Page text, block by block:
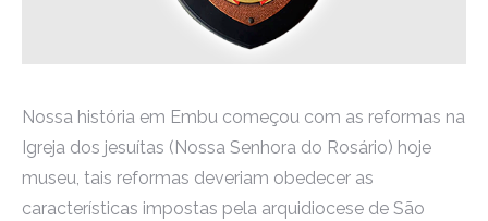
Nossa história em Embu começou com as reformas na
Igreja dos jesuítas (Nossa Senhora do Rosário) hoje
museu, tais reformas deveriam obedecer as
características impostas pela arquidiocese de São